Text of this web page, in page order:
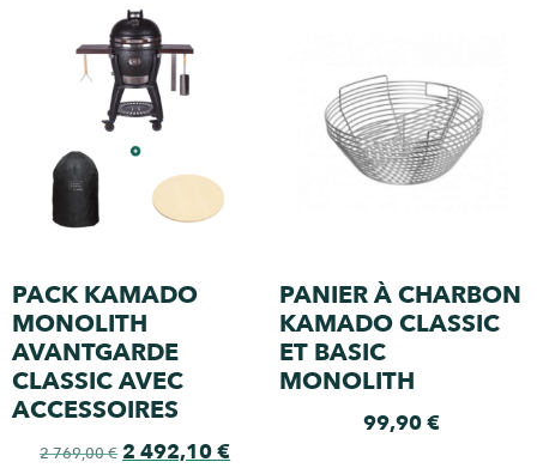
PACK KAMADO
MONOLITH
AVANTGARDE
CLASSIC AVEC
ACCESSOIRES
2 769,00€ 2 492,10€
PANIER À CHARBON
KAMADO CLASSIC
ET BASIC
MONOLITH
99,90€